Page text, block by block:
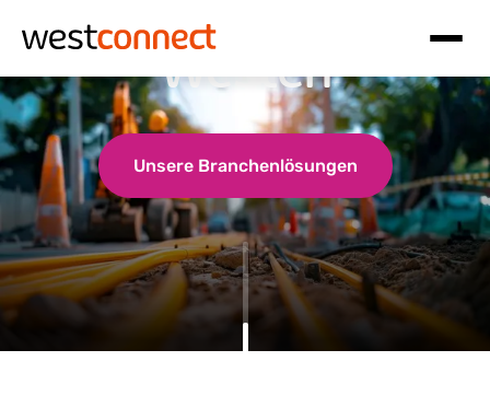
Hauptnavigation
Inhalt
Westen
Unsere Branchenlösungen